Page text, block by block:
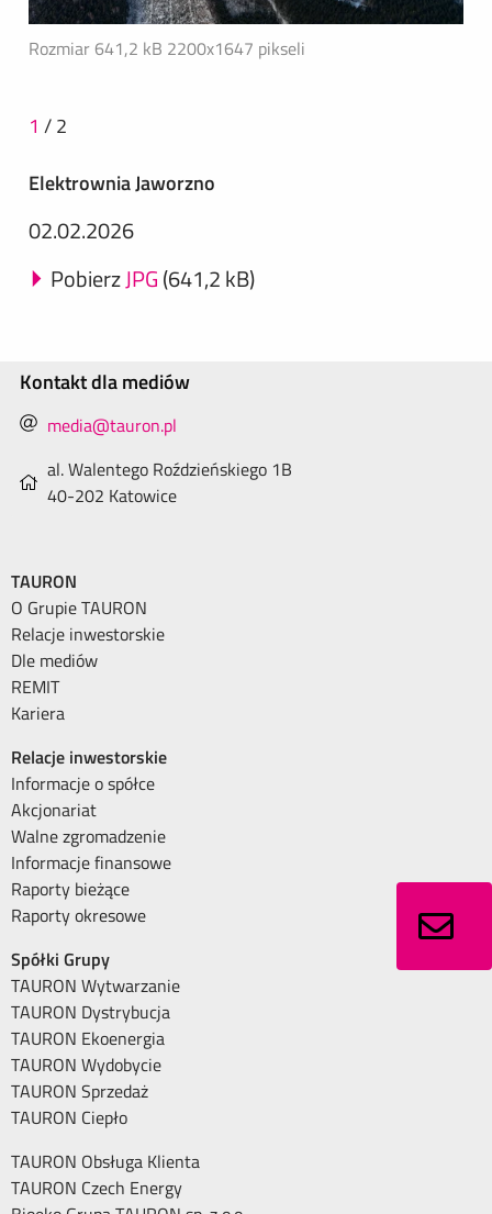
Rozmiar 641,2 kB 2200x1647 pikseli
1 /2
Elektrownia Jaworzno
02.02.2026
PobierzJPG(641,2 kB)
Kontakt dla mediów
media@tauron.pl
al. Walentego Roździeńskiego 1B
40-202 Katowice
TAURON
O Grupie TAURON
Relacje inwestorskie
Dle mediów
REMIT
Kariera
Relacje inwestorskie
Informacje o spółce
Akcjonariat
Walne zgromadzenie
Informacje finansowe
Raporty bieżące
Raporty okresowe
Spółki Grupy
TAURON Wytwarzanie
TAURON Dystrybucja
TAURON Ekoenergia
TAURON Wydobycie
TAURON Sprzedaż
TAURON Ciepło
TAURON Obsługa Klienta
TAURON Czech Energy